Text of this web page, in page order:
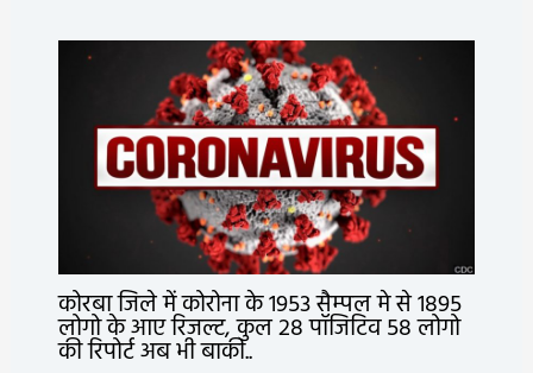
कोरबा जिले में कोरोना के 1953 सैम्पल मे से 1895
लोगो के आए रिजल्ट, कुल 28 पॉजिटिव 58 लोगो
की रिपोर्ट अब भी बाकी..